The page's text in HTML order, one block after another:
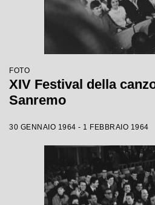
FOTO
XIV Festival della
Sanremo
30 GENNAIO 1964 - 1 FEBBRAIO 1964